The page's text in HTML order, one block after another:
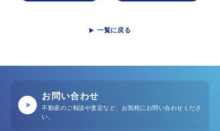
一覧に戻る
お問い合わせ
不動産のご相談や査定など、お気軽にお問い合わせくださ
い。